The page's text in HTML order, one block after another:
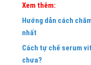
Xem thêm:
Hướng dẫn cách
nhất
Cách tự chế serum
chưa?